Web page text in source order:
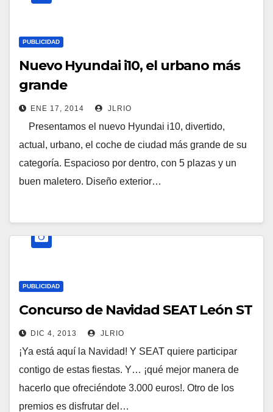
PUBLICIDAD
Nuevo Hyundai i10, el urbano más
grande
ENE 17, 2014 JLRIO
Presentamos el nuevo Hyundai i10, divertido,
actual, urbano, el coche de ciudad más grande de su
categoría. Espacioso por dentro, con 5 plazas y un
buen maletero. Diseño exterior…
PUBLICIDAD
Concurso de Navidad SEAT León ST
DIC 4, 2013 JLRIO
¡Ya está aquí la Navidad! Y SEAT quiere participar
contigo de estas fiestas. Y… ¡qué mejor manera de
hacerlo que ofreciéndote 3.000 euros!. Otro de los
premios es disfrutar del…